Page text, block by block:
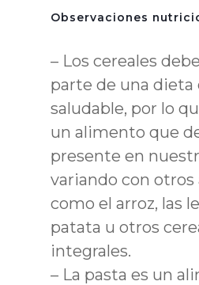
Observaciones
– Los cereales
parte de una dieta
saludable, por lo
un alimento que
presente en
variando con
como el arroz, las
patata u otros
integrales.
– La pasta es un